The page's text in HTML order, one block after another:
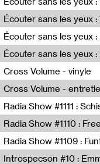
Bettina Samson
Écouter sans les yeux
Valentine Branca
Liza Maignan,Elodie
Esther Meunier Corfdyr
Cross Volume - vinyle
Cross Volume -
Resonance
Radio WORM
Jet FM
Introspecson #10 :